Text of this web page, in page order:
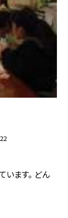
ます。 どん